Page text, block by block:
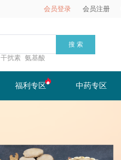
会员登录 会员注册
干扰素 氨基酸
搜 索
福利专区 中药专区